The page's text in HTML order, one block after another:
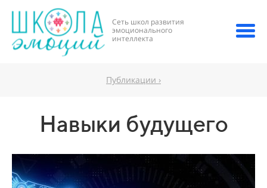
Сеть школ развития
эмоционального
интеллекта
Публикации ›
Навыки будущего